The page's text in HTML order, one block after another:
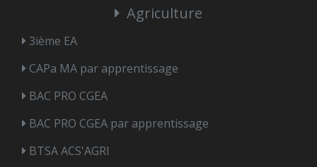
Agriculture
3ième EA
CAPa MA par apprentissage
BAC PRO CGEA
BAC PRO CGEA par apprentissage
BTSA ACS'AGRI